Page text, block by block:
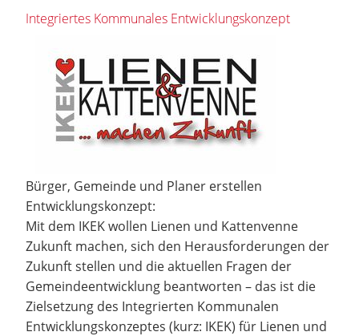
Integriertes Kommunales Entwicklungskonzept
Bürger, Gemeinde und Planer erstellen
Entwicklungskonzept:
Mit dem IKEK wollen Lienen und Kattenvenne
Zukunft machen, sich den Herausforderungen der
Zukunft stellen und die aktuellen Fragen der
Gemeindeentwicklung beantworten – das ist die
Zielsetzung des Integrierten Kommunalen
Entwicklungskonzeptes (kurz: IKEK) für Lienen und